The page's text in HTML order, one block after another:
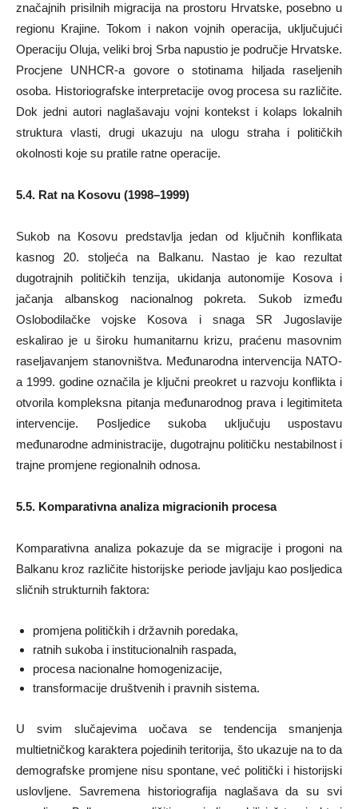
značajnih prisilnih migracija na prostoru Hrvatske, posebno u
regionu Krajine. Tokom i nakon vojnih operacija, uključujući
Operaciju Oluja, veliki broj Srba napustio je područje Hrvatske.
Procjene UNHCR-a govore o stotinama hiljada raseljenih
osoba. Historiografske interpretacije ovog procesa su različite.
Dok jedni autori naglašavaju vojni kontekst i kolaps lokalnih
struktura vlasti, drugi ukazuju na ulogu straha i političkih
okolnosti koje su pratile ratne operacije.
5.4. Rat na Kosovu (1998–1999)
Sukob na Kosovu predstavlja jedan od ključnih konflikata
kasnog 20. stoljeća na Balkanu. Nastao je kao rezultat
dugotrajnih političkih tenzija, ukidanja autonomije Kosova i
jačanja albanskog nacionalnog pokreta. Sukob između
Oslobodilačke vojske Kosova i snaga SR Jugoslavije
eskalirao je u široku humanitarnu krizu, praćenu masovnim
raseljavanjem stanovništva. Međunarodna intervencija NATO-
a 1999. godine označila je ključni preokret u razvoju konflikta i
otvorila kompleksna pitanja međunarodnog prava i legitimiteta
intervencije. Posljedice sukoba uključuju uspostavu
međunarodne administracije, dugotrajnu političku nestabilnost i
trajne promjene regionalnih odnosa.
5.5. Komparativna analiza migracionih procesa
Komparativna analiza pokazuje da se migracije i progoni na
Balkanu kroz različite historijske periode javljaju kao posljedica
sličnih strukturnih faktora:
promjena političkih i državnih poredaka,
ratnih sukoba i institucionalnih raspada,
procesa nacionalne homogenizacije,
transformacije društvenih i pravnih sistema.
U svim slučajevima uočava se tendencija smanjenja
multietničkog karaktera pojedinih teritorija, što ukazuje na to da
demografske promjene nisu spontane, već politički i historijski
uslovljene. Savremena historiografija naglašava da su svi